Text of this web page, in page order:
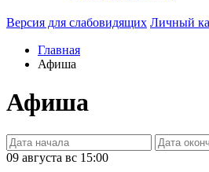
Версия для слабовидящих Личный
Главная
Афиша
Афиша
09 августа вс 15:00